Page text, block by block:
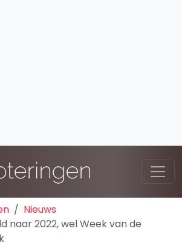
Nieuws
naar 2022, wel Week van de